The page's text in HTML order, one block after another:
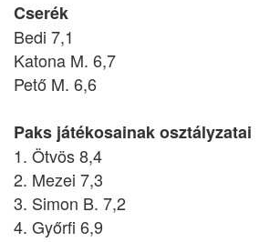
Cserék
Bedi 7,1
Katona M. 6,7
Pető M. 6,6
Paks játékosainak osztályzatai
1. Ötvös 8,4
2. Mezei 7,3
3. Simon B. 7,2
4. Győrfi 6,9